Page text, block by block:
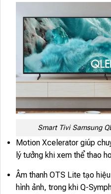
Smart Tivi Samsung
Motion Xcelerator giúp
lý tưởng khi xem thể thao
Âm thanh OTS Lite tạo
hình ảnh, trong khi Q-